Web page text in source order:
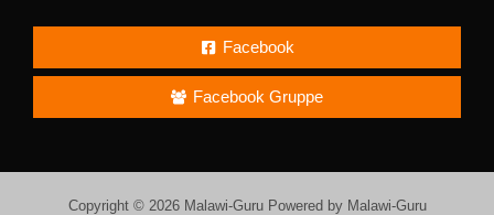
Facebook
Facebook Gruppe
Copyright © 2026 Malawi-Guru Powered by Malawi-Guru